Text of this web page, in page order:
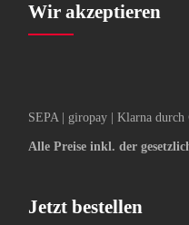
Wir akzeptieren
SEPA | giropay | Klarna durch
Alle Preise inkl. der
Jetzt bestellen